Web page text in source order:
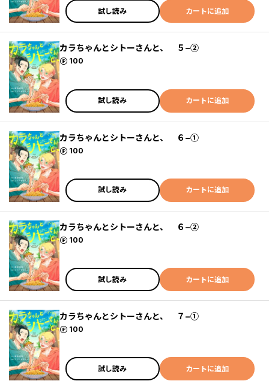
試し読み カートに追加
カラちゃんとシトーさんと、 ５−②
100
ポイント
試し読み カートに追加
カラちゃんとシトーさんと、 ６−①
100
ポイント
試し読み カートに追加
カラちゃんとシトーさんと、 ６−②
100
ポイント
試し読み カートに追加
カラちゃんとシトーさんと、 ７−①
100
ポイント
試し読み カートに追加